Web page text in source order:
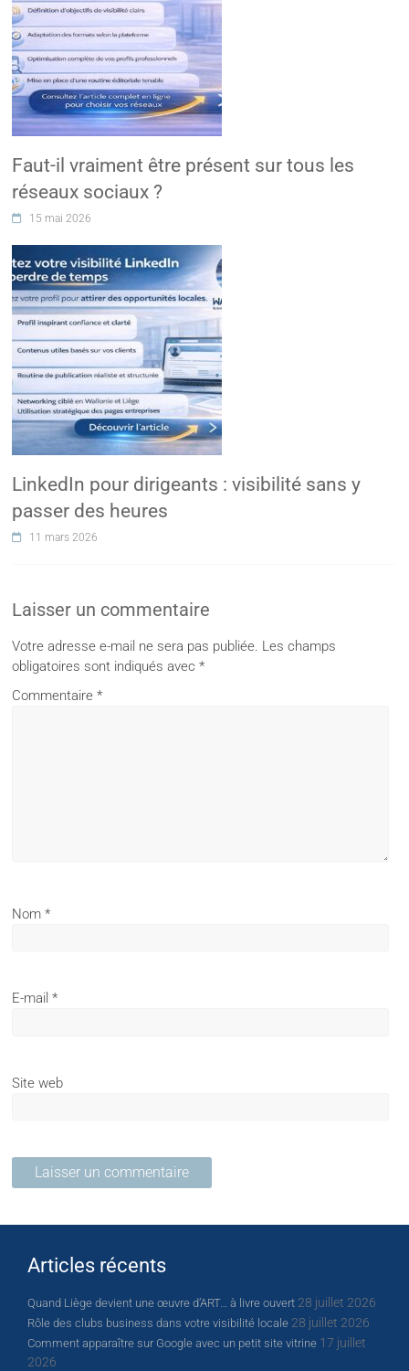
Faut-il vraiment être présent sur tous les
réseaux sociaux ?
15 mai 2026
LinkedIn pour dirigeants : visibilité sans y
passer des heures
11 mars 2026
Laisser un commentaire
Votre adresse e-mail ne sera pas publiée. Les champs
obligatoires sont indiqués avec*
Commentaire*
Nom*
E-mail*
Site web
Articles récents
Quand Liège devient une œuvre d’ART… à livre ouvert 28 juillet 2026
Rôle des clubs business dans votre visibilité locale 28 juillet 2026
Comment apparaître sur Google avec un petit site vitrine 17 juillet
2026